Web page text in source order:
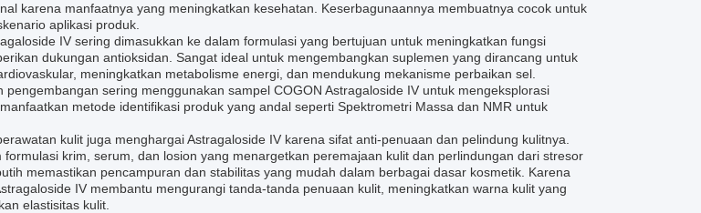
karena manfaatnya yang meningkatkan kesehatan. Keserbagunaannya membuatnya cocok untuk
aplikasi produk.
IV sering dimasukkan ke dalam formulasi yang bertujuan untuk meningkatkan fungsi
dukungan antioksidan. Sangat ideal untuk mengembangkan suplemen yang dirancang untuk
meningkatkan metabolisme energi, dan mendukung mekanisme perbaikan sel.
pengembangan sering menggunakan sampel COGON Astragaloside IV untuk mengeksplorasi
metode identifikasi produk yang andal seperti Spektrometri Massa dan NMR untuk
kulit juga menghargai Astragaloside IV karena sifat anti-penuaan dan pelindung kulitnya.
formulasi krim, serum, dan losion yang menargetkan peremajaan kulit dan perlindungan dari stresor
memastikan pencampuran dan stabilitas yang mudah dalam berbagai dasar kosmetik. Karena
IV membantu mengurangi tanda-tanda penuaan kulit, meningkatkan warna kulit yang
elastisitas kulit.